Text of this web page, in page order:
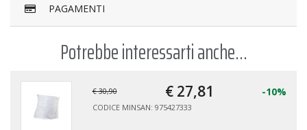
PAGAMENTI
Potrebbe interessarti anche...
€ 30,90 € 27,81 -10%
CODICE MINSAN: 975427333